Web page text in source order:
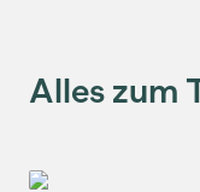
Alles zum